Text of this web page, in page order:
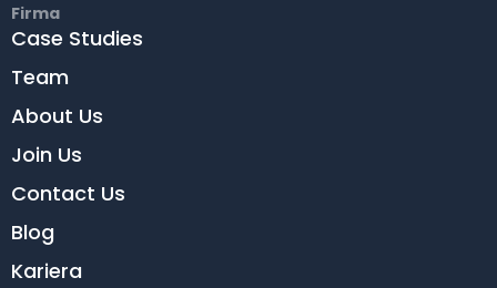
Firma
Case Studies
Team
About Us
Join Us
Contact Us
Blog
Kariera